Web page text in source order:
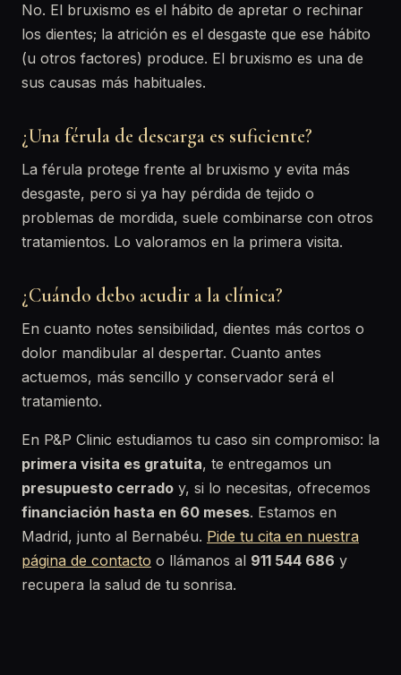
No. El bruxismo es el hábito de apretar o rechinar
los dientes; la atrición es el desgaste que ese hábito
(u otros factores) produce. El bruxismo es una de
sus causas más habituales.
¿Una férula de descarga es suficiente?
La férula protege frente al bruxismo y evita más
desgaste, pero si ya hay pérdida de tejido o
problemas de mordida, suele combinarse con otros
tratamientos. Lo valoramos en la primera visita.
¿Cuándo debo acudir a la clínica?
En cuanto notes sensibilidad, dientes más cortos o
dolor mandibular al despertar. Cuanto antes
actuemos, más sencillo y conservador será el
tratamiento.
En P&P Clinic estudiamos tu caso sin compromiso: la
primera visita es gratuita, te entregamos un
presupuesto cerrado y, si lo necesitas, ofrecemos
financiación hasta en 60 meses. Estamos en
Madrid, junto al Bernabéu. Pide tu cita en nuestra
página de contacto o llámanos al 911 544 686 y
recupera la salud de tu sonrisa.